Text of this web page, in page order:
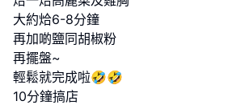
大約烚6-8分鐘
再加啲鹽同胡椒粉
再擺盤~
輕鬆就完成啦🤣🤣
10分鐘搞店